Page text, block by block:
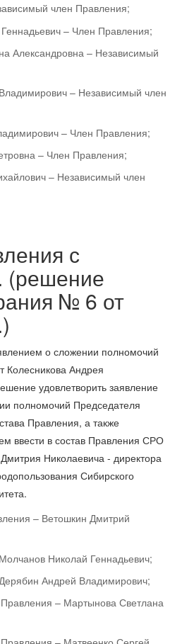
член Правления;
– Член Правления;
Александровна – Независимый
– Независимый член
– Член Правления;
– Член Правления;
– Независимый член
с
(решение
№ 6 от
о сложении полномочий
Колесникова Андрея
удовлетворить заявление
полномочий Председателя
Правления, а также
ввести в состав Правления СРО
Николаевича - директора
Сибирского
– Ветошкин Дмитрий
Николай Геннадьевич;
Андрей Владимирович;
– Мартынова Светлана